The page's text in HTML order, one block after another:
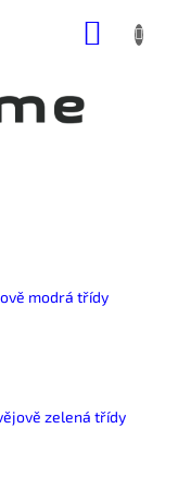
modrá třídy
zelená třídy